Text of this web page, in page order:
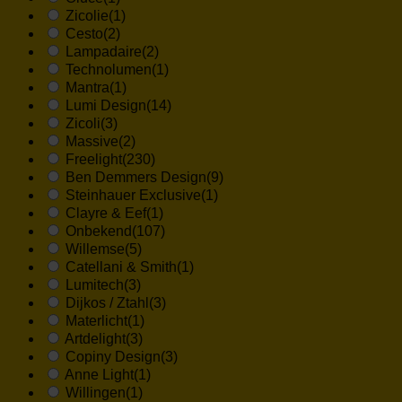
Zicolie(1)
Cesto(2)
Lampadaire(2)
Technolumen(1)
Mantra(1)
Lumi Design(14)
Zicoli(3)
Massive(2)
Freelight(230)
Ben Demmers Design(9)
Steinhauer Exclusive(1)
Clayre & Eef(1)
Onbekend (107)
Willemse(5)
Catellani & Smith(1)
Lumitech(3)
Dijkos / Ztahl (3)
Materlicht(1)
Artdelight(3)
Copiny Design(3)
Anne Light(1)
Willingen(1)